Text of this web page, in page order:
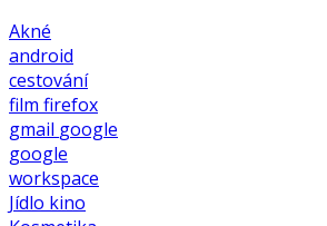
Akné
android
cestování
film firefox
gmail google
google
workspace
Jídlo kino